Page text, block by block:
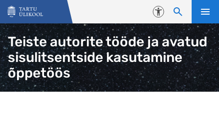
Liigu edasi põhisisu juurde
Juurdepääsetavus
Teiste autorite tööde ja avatud
sisulitsentside kasutamine
õppetöös